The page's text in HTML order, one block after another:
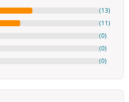
(13)
(11)
(0)
(0)
(0)